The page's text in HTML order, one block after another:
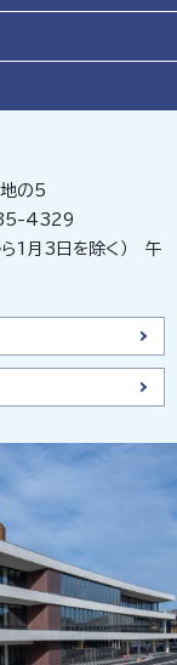
の5
4329
ら1月3日を除く） 午